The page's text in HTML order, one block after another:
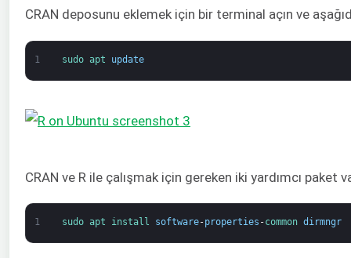
CRAN deposunu eklemek için bir terminal açın ve
1 sudo apt update
CRAN ve R ile çalışmak için gereken iki yardımcı paket
1 sudo apt install software-properties -common dirmngr